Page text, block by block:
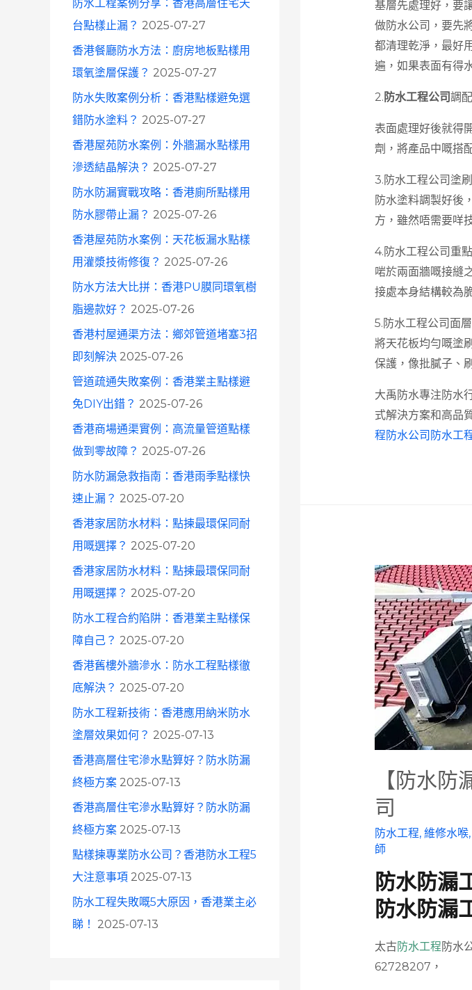
防水工程案例分享：香港高層住宅天
台點樣止漏？ 2025-07-27
香港餐廳防水方法：廚房地板點樣用
環氧塗層保護？ 2025-07-27
防水失敗案例分析：香港點樣避免選
錯防水塗料？ 2025-07-27
香港屋苑防水案例：外牆漏水點樣用
滲透結晶解決？ 2025-07-27
防水防漏實戰攻略：香港廁所點樣用
防水膠帶止漏？ 2025-07-26
香港屋苑防水案例：天花板漏水點樣
用灌漿技術修復？ 2025-07-26
防水方法大比拼：香港PU膜同環氧樹
脂邊款好？ 2025-07-26
香港村屋通渠方法：鄉郊管道堵塞3招
即刻解決 2025-07-26
管道疏通失敗案例：香港業主點樣避
免DIY出錯？ 2025-07-26
香港商場通渠實例：高流量管道點樣
做到零故障？ 2025-07-26
防水防漏急救指南：香港雨季點樣快
速止漏？ 2025-07-20
香港家居防水材料：點揀最環保同耐
用嘅選擇？ 2025-07-20
香港家居防水材料：點揀最環保同耐
用嘅選擇？ 2025-07-20
防水工程合約陷阱：香港業主點樣保
障自己？ 2025-07-20
香港舊樓外牆滲水：防水工程點樣徹
底解決？ 2025-07-20
防水工程新技術：香港應用納米防水
塗層效果如何？ 2025-07-13
香港高層住宅滲水點算好？防水防漏
終極方案 2025-07-13
香港高層住宅滲水點算好？防水防漏
終極方案 2025-07-13
點樣揀專業防水公司？香港防水工程5
大注意事項 2025-07-13
防水工程失敗嘅5大原因，香港業主必
睇！
2025-07-13
基層先處理好，要
做防水公司，要先
都清理乾淨，最好
遍，如果表面有得
2. 防水工程公司調配
表面處理好後就得
劑，將產品中嘅搭
3.防水工程公司塗刷
防水塗料調製好後
方，雖然唔需要咩
4.防水工程公司重
啱於兩面牆嘅接縫
接處本身結構較為
5.防水工程公司面
將天花板均勻嘅塗
保護，像批膩子、
大禹防水專注防水
式解決方案和高品
程防水公司防水工
【防水
司
防水工程, 維修水喉,
師
防水防漏
防水防漏
太古防水工程防水
62728207，